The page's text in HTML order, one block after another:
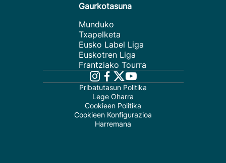
Gaurkotasuna
Munduko
Txapelketa
Eusko Label Liga
Euskotren Liga
Frantziako Tourra
Pribatutasun Politika
Lege Oharra
Cookieen Politika
Cookieen Konfigurazioa
Harremana